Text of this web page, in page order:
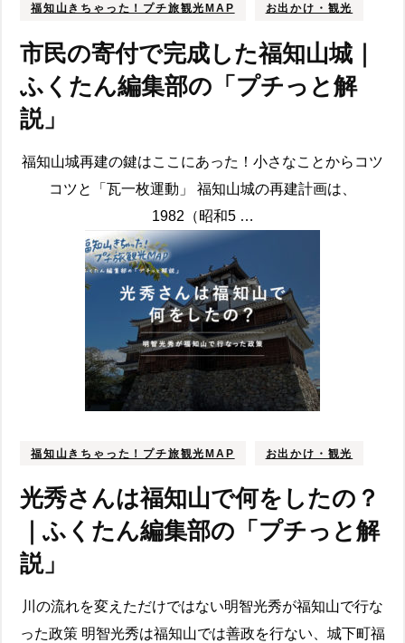
福知山きちゃった！プチ旅観光MAP お出かけ・観光
市民の寄付で完成した福知山城｜
ふくたん編集部の「プチっと解
説」
福知山城再建の鍵はここにあった！小さなことからコツ
コツと「瓦一枚運動」 福知山城の再建計画は、
1982（昭和5 …
福知山きちゃった！プチ旅観光MAP お出かけ・観光
光秀さんは福知山で何をしたの？
｜ふくたん編集部の「プチっと解
説」
川の流れを変えただけではない明智光秀が福知山で行な
った政策 明智光秀は福知山では善政を行ない、城下町福